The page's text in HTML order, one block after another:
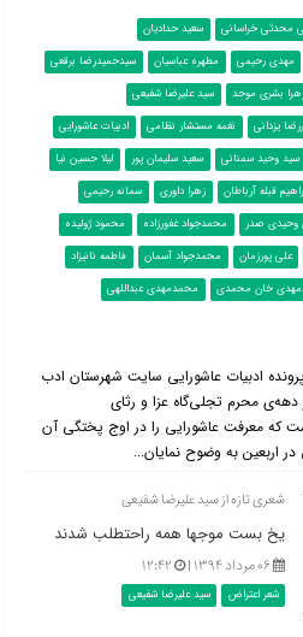
محدثی خراسانی
سعید حدادیان
مهدی رحیمی مطهره عباسیان
سیدحمیدرضا برقعی
بشری موحد
سید علیرضا شفیعی
یزدانی نغمه مستشار نظامی
ادبیات عاشورایی
سید وحید سمنانی سعید سلیمان پور
لیلا حسین نیا
قبله آرباطان زهرا داوری
سمانه رحیمی
وحیدی صدر محمدجواد غفورزاده
محمود ژولیده
علی پورزمان محمدجواد آسمان
فاطمه نانیزاد
خان محمدی
محمدمهدی عبداللهی
ادبیات عاشورایی سایت شهرستان ادب
دهه‌ی محرم تجلی‌گاه عزا و رثای
که معرفت عاشورایی را در اوج پختگی آن
اربعین به وضوح نمایان...
شعری تازه از سید علیرضا شفیعی
یخ بست موج‎ها همه راحت‎طلب شدند
۰۶ مرداد ۱۳۹۴ | ۱۲:۴۲
شعر اعتراض سید علیرضا شفیعی